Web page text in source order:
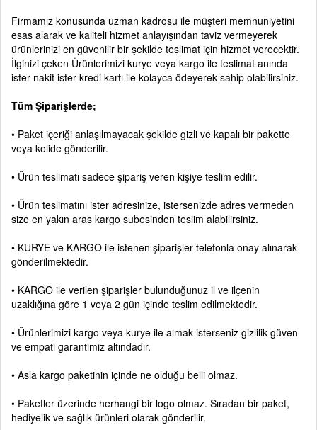
Firmamız konusunda uzman kadrosu ile müşteri memnuniyetini
esas alarak ve kaliteli hizmet anlayışından taviz vermeyerek
ürünlerinizi en güvenilir bir şekilde teslimat için hizmet verecektir.
İlginizi çeken Ürünlerimizi kurye veya kargo ile teslimat anında
ister nakit ister kredi kartı ile kolayca ödeyerek sahip olabilirsiniz.
Tüm Şiparişlerde;
• Paket içeriği anlaşılmayacak şekilde gizli ve kapalı bir pakette
veya kolide gönderilir.
• Ürün teslimatı sadece şipariş veren kişiye teslim edilir.
• Ürün teslimatını ister adresinize, istersenizde adres vermeden
size en yakın aras kargo subesinden teslim alabilirsiniz.
• KURYE ve KARGO ile istenen şiparişler telefonla onay alınarak
gönderilmektedir.
• KARGO ile verilen şiparişler bulunduğunuz il ve ilçenin
uzaklığına göre 1 veya 2 gün içinde teslim edilmektedir.
• Ürünlerimizi kargo veya kurye ile almak isterseniz gizlilik güven
ve empati garantimiz altındadır.
• Asla kargo paketinin içinde ne olduğu belli olmaz.
• Paketler üzerinde herhangi bir logo olmaz. Sıradan bir paket,
hediyelik ve sağlık ürünleri olarak gönderilir.